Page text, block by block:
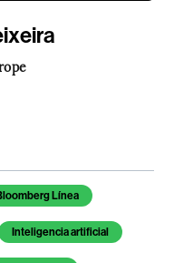
Línea
Inteligencia artificial